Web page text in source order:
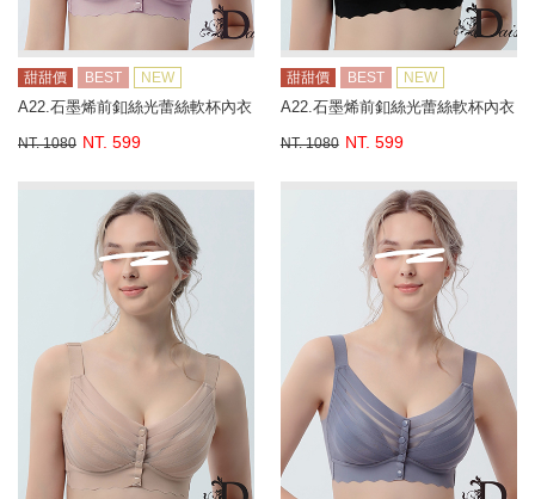
甜甜價 BEST NEW
A22.石墨烯前釦絲光蕾絲軟杯內衣
NT. 1080 NT. 599
甜甜價 BEST NEW
A22.石墨烯前釦絲光蕾絲軟杯內衣
NT. 1080 NT. 599